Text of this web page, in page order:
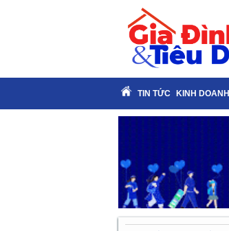
TIN TỨC KINH DOANH